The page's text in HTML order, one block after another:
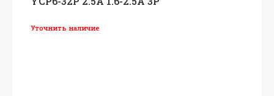
Уточнить наличие